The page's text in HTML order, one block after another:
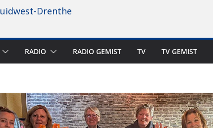
bijna 1.000 zonnepanelen in gebruik
Hoogeveen over: “Dit is altijd een
topbioscoop geweest”
Drenthe
RADIO RADIO GEMIST TV TV GEMIST